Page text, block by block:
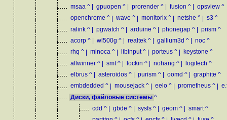
msaa ^ | gpuopen ^ | prorender ^ | fusion ^ | opsview ^
openchrome ^ | wave ^ | monitorix ^ | netshe ^ | s3 ^
ralink ^ | pgwatch ^ | arduine ^ | phonegap ^ | prism ^
acorp ^ | wl500g ^ | realtek ^ | gallium3d ^ | noc ^
rhq ^ | minoca ^ | libinput ^ | porteus ^ | keystone ^
allwinner ^ | smt ^ | lockin ^ | nohang ^ | logitech ^
elbrus ^ | asteroidos ^ | purism ^ | oomd ^ | graphite ^
embdedded ^ | mousejack ^ | eelo ^ | prometheus ^ |
Диски, файловые системы ^
cdd ^ gbde ^ sysfs ^ geom ^ smart ^